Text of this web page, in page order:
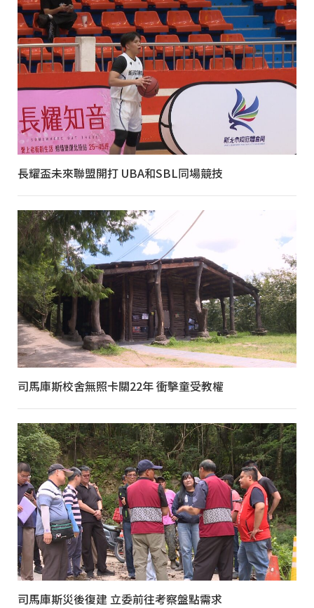
長耀盃未來聯盟開打 UBA和SBL同場競技
司馬庫斯校舍無照卡關22年 衝擊童受教權
司馬庫斯災後復建 立委前往考察盤點需求